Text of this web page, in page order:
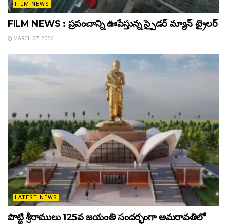
FILM NEWS
FILM NEWS : ప్రపంచాన్ని ఊపేస్తున్న స్పైడర్ మ్యాన్ ట్రైలర్
MARCH 27, 2026
LATEST NEWS
పొట్టి శ్రీరాములు 125వ జయంతి సందర్భంగా అమరావతిలో